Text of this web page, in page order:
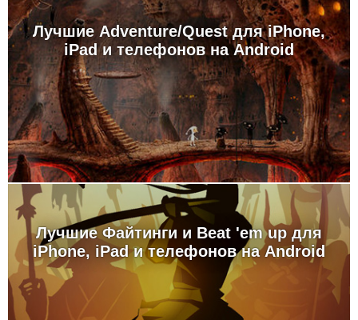
Лучшие Adventure/Quest для iPhone,
iPad и телефонов на Android
Лучшие Файтинги и Beat 'em up для
iPhone, iPad и телефонов на Android